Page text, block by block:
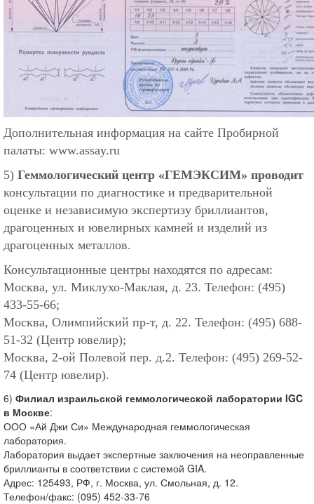
Дополнительная информация на сайте Пробирной
палаты: www.assay.ru
5) Геммологический центр «ГЕМЭКСИМ» проводит
консультации по диагностике и предварительной
оценке и независимую экспертизу бриллиантов,
драгоценных и ювелирных камней и изделий из
драгоценных металлов.
Консультационные центры находятся по адресам:
Москва, ул. Миклухо-Маклая, д. 23. Телефон: (495)
433-55-66;
Москва, Олимпийский пр-т, д. 22. Телефон: (495) 688-
51-32 (Центр ювелир);
Москва, 2-ой Полевой пер. д.2. Телефон: (495) 269-52-
74 (Центр ювелир).
6) Филиал израильской геммологической лаборатории IGC
в Москве:
ООО «Ай Джи Си» Международная геммологическая
лаборатория.
Лаборатория выдает экспертные заключения на неоправленные
бриллианты в соответствии с системой GIA.
Адрес: 125493, РФ, г. Москва, ул. Смольная, д. 12.
Телефон/факс: (095) 452-33-76